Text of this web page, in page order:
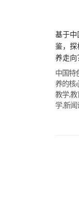
基于中
鉴，探
养走向
中国特
养的核
教学,教
学,新闻